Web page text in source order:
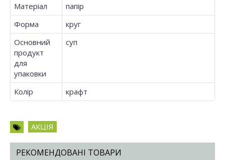
Матеріал
папір
Форма
круг
Основний
продукт
для
упаковки
суп
Колір крафт
АКЦІЯ
РЕКОМЕНДОВАНІ ТОВАРИ